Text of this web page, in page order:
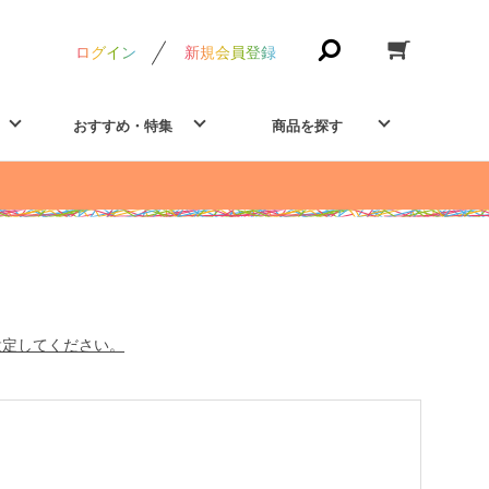
ログイン 新規会員登録
おすすめ・特集 商品を探す
してください。